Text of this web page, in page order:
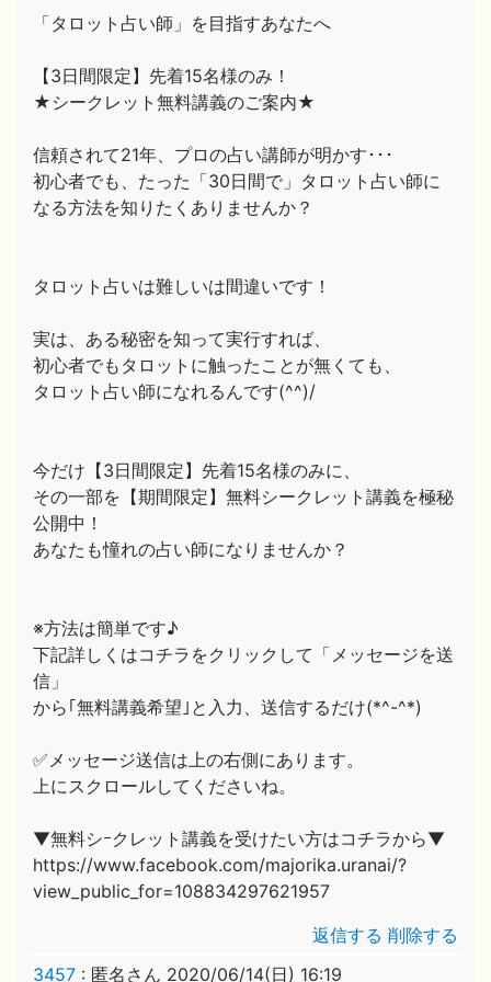
「タロット占い師」を目指すあなたへ
【3日間限定】先着15名様のみ！
★シークレット無料講義のご案内★
信頼されて21年、プロの占い講師が明かす･･･
初心者でも、たった「30日間で」タロット占い師に
なる方法を知りたくありませんか？
タロット占いは難しいは間違いです！
実は、ある秘密を知って実行すれば、
初心者でもタロットに触ったことが無くても、
タロット占い師になれるんです(^^)/
今だけ【3日間限定】先着15名様のみに、
その一部を【期間限定】無料シークレット講義を極秘
公開中！
あなたも憧れの占い師になりませんか？
※方法は簡単です♪
下記詳しくはコチラをクリックして「メッセージを送
信」
から｢無料講義希望｣と入力、送信するだけ(*^-^*)
✅メッセージ送信は上の右側にあります。
上にスクロールしてくださいね。
▼無料シｰクレット講義を受けたい方はコチラから▼
https://www.facebook.com/majorika.uranai/?
view_public_for=108834297621957
返信する 削除する
3457 : 匿名さん 2020/06/14(日) 16:19